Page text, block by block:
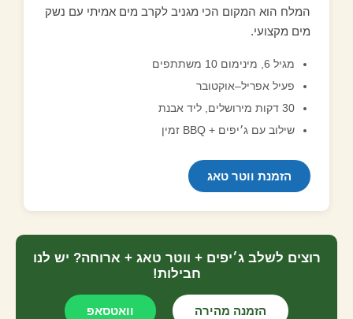
המלח הוא המקום הכי מגניב לקרב מים אמיתי עם נשק
מים מקצועי.
מגיל 6, מינימום 10 משתתפים
פעיל אפריל–אוקטובר
30 דקות מירושלים, ליד אבנת
שילוב עם ג׳יפים + BBQ זמין
הזמנת ווטר טאג
רוצים לשלב ג׳יפים + ווטר טאג + ארוחה? יש לנו
חבילות!
הזמנה מהירה וואטסאפ